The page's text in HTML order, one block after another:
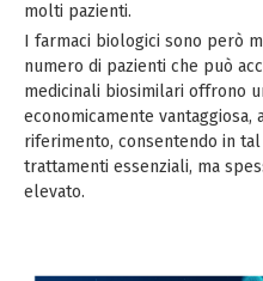
molti pazienti.
I farmaci biologici sono però
numero di pazienti che può
medicinali biosimilari offrono
economicamente
riferimento, consentendo in
trattamenti essenziali, ma
elevato.